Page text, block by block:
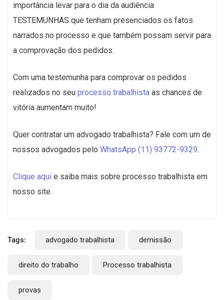
importância levar para o dia da audiência
TESTEMUNHAS que tenham presenciados os fatos
narrados no processo e que também possam servir para
a comprovação dos pedidos.
Com uma testemunha para comprovar os pedidos
realizados no seu processo trabalhista as chances de
vitória aumentam muito!
Quer contratar um advogado trabalhista? Fale com um de
nossos advogados pelo WhatsApp (11) 93772-9329.
Clique aqui e saiba mais sobre processo trabalhista em
nosso site.
Tags: advogado trabalhista demissão
direito do trabalho Processo trabalhista
provas